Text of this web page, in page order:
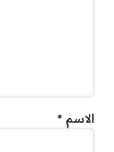
الاسم *